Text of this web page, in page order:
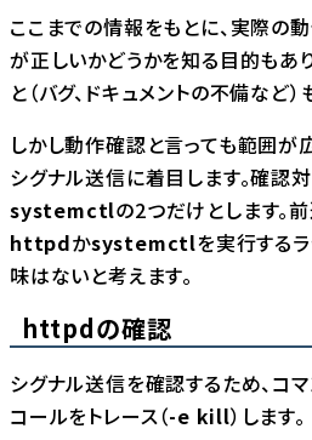
ここまでの情報をもとに、実際の
が正しいかどうかを知る目的もあ
と（バグ、ドキュメントの不備など）
しかし動作確認と言っても範囲が
シグナル送信に着目します。確認
systemctlの2つだけとします。
httpdかsystemctlを実行する
味はないと考えます。
httpdの確認
シグナル送信を確認するため、コ
コールをトレース（-e kill）します。